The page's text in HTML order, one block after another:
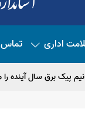
اداری تماس
پیک برق سال آینده